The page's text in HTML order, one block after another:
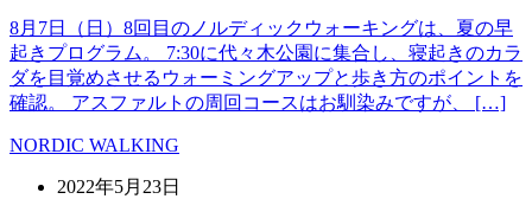
8月7日（日）8回目のノルディックウォーキングは、夏の早
起きプログラム。 7:30に代々木公園に集合し、寝起きのカラ
ダを目覚めさせるウォーミングアップと歩き方のポイントを
確認。 アスファルトの周回コースはお馴染みですが、 […]
NORDIC WALKING
2022年5月23日